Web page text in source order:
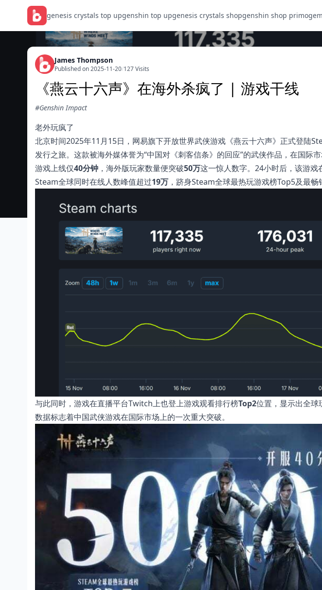
genesis crystals top upgenshin top upgenesis crystals shopgenshin shop
James Thompson
Published on 2025-11-20/127 Visits
《燕云十六声》在海外杀疯了 | 游戏干线
#Genshin Impact
老外玩疯了
北京时间2025年11月15日，网易旗下开放世界武侠游戏《燕云十六声》正式登陆
发行之旅。这款被海外媒体誉为“中国对《刺客信条》的回应”的武侠作品，在国际市
游戏上线仅40分钟 ，海外版玩家数量便突破50万这一惊人数字。24小时后，该游戏
Steam全球同时在线人数峰值超过19万 ，跻身Steam全球最热玩游戏榜Top5及最畅
与此同时，游戏在直播平台Twitch上也登上游戏观看排行榜Top2位置，显示出全球
数据标志着中国武侠游戏在国际市场上的一次重大突破。